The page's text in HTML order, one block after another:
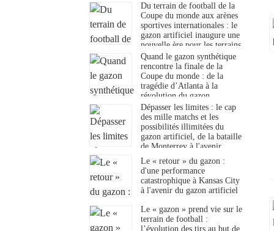
Du terrain de football de la
Coupe du monde aux arènes
sportives internationales : le
gazon artificiel inaugure une
nouvelle ère pour les terrains
de football.
Quand le gazon synthétique
rencontre la finale de la
Coupe du monde : de la
tragédie d’Atlanta à la
révolution du gazon
synthétique
Dépasser les limites : le cap
des mille matchs et les
possibilités illimitées du
gazon artificiel, de la bataille
de Monterrey à l'avenir
Le « retour » du gazon :
d'une performance
catastrophique à Kansas City
à l'avenir du gazon artificiel
Le « gazon » prend vie sur le
terrain de football :
l’évolution des tirs au but de